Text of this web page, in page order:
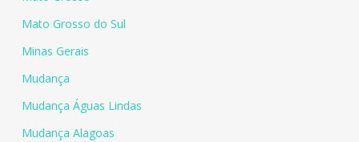
Mato Grosso do Sul
Minas Gerais
Mudança
Mudança Águas Lindas
Mudança Alagoas